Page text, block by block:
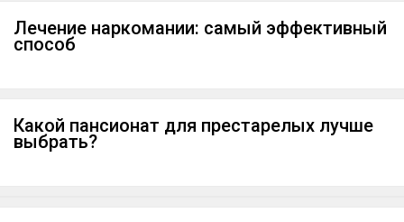
Лечение наркомании: самый эффективный
способ
Какой пансионат для престарелых лучше
выбрать?